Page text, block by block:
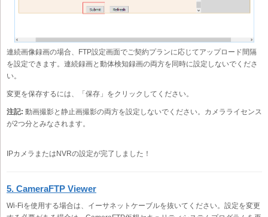
連続画像録画の場合、FTP設定画面でご契約プランに応じてアップロード間隔
を設定できます。連続録画と動体検知録画の両方を同時に設定しないでくださ
い。
変更を保存するには、「保存」をクリックしてください。
注記: 動画撮影と静止画撮影の両方を設定しないでください。カメラライセンス
が2つ分とみなされます。
IPカメラまたはNVRの設定が完了しました！
5. CameraFTP Viewer
Wi-Fiを使用する場合は、イーサネットケーブルを抜いてください。設定を変更